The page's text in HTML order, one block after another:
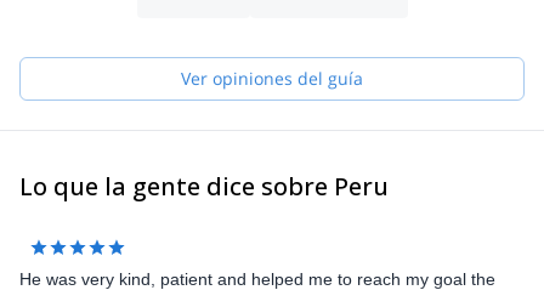
Ver opiniones del guía
Lo que la gente dice sobre Peru
He was very kind, patient and helped me to reach my goal the